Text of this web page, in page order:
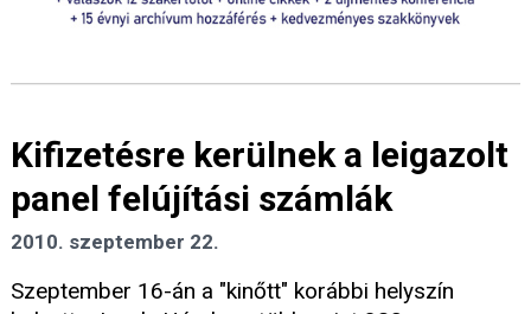
Kifizetésre kerülnek a leigazolt
panel felújítási számlák
2010. szeptember 22.
Szeptember 16-án a "kinőtt" korábbi helyszín